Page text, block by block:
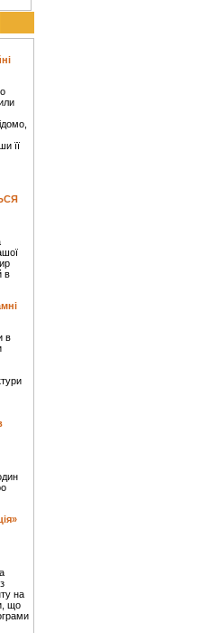
її
в
в
на
що